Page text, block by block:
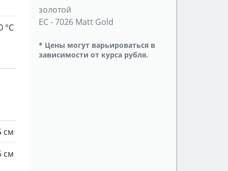
°С
см
см
золотой
ЕС - 7026 Matt Gold
* Цены могут варьироваться в
зависимости от курса рубля.